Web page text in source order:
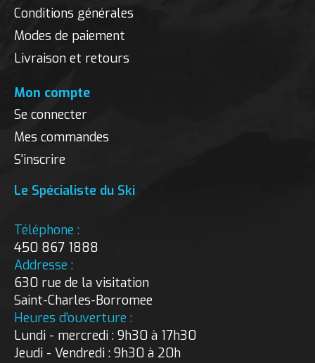
Conditions générales
Modes de paiement
Livraison et retours
Mon compte
Se connecter
Mes commandes
S'inscrire
Le Spécialiste du Ski
Téléphone :
450 867 1888
Addresse :
630 rue de la visitation
Saint-Charles-Borromee
Heures d’ouverture :
Lundi - mercredi : 9h30 à 17h30
Jeudi - Vendredi : 9h30 à 20h